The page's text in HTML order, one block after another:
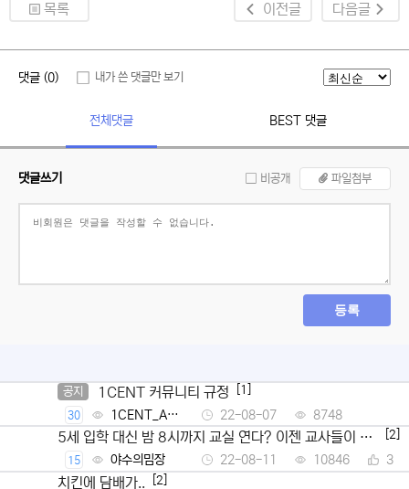
목록 이전글 다음글
댓글 (0) 내가 쓴 댓글만 보기
전체댓글 BEST 댓글
댓글쓰기 비공개 파일첨부
등록
공지 1CENT 커뮤니티 규정 [1]
30
1CENT_Ad
min
22-08-07 8748
5세 입학 대신 밤 8시까지 교실 연다? 이젠 교사들이 뿔
났다
[2]
15 야수의밈장 22-08-11 10846 3
치킨에 담배가.. [2]